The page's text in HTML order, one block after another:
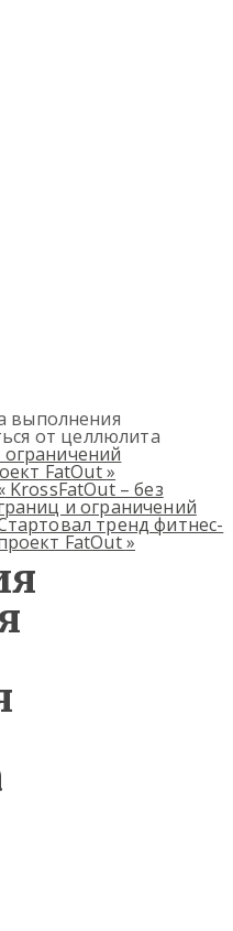
выполнения
от целлюлита
FatOut»
KrossFatOut – без
и ограничений
тренд фитнес-
FatOut»